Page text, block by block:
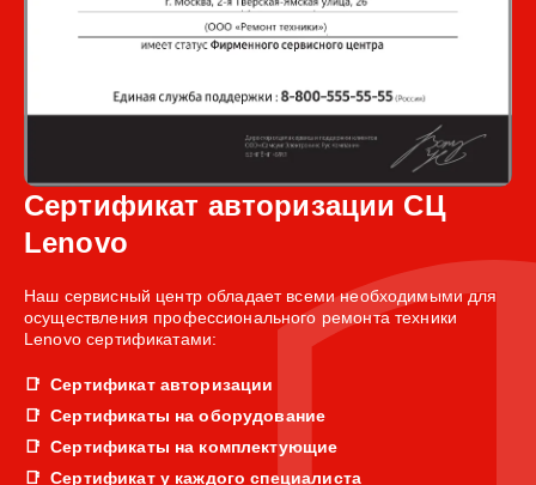
Сертификат авторизации СЦ
Lenovo
Наш сервисный центр обладает всеми необходимыми для
осуществления профессионального ремонта техники
Lenovo сертификатами:
Сертификат авторизации
Сертификаты на оборудование
Сертификаты на комплектующие
Сертификат у каждого специалиста